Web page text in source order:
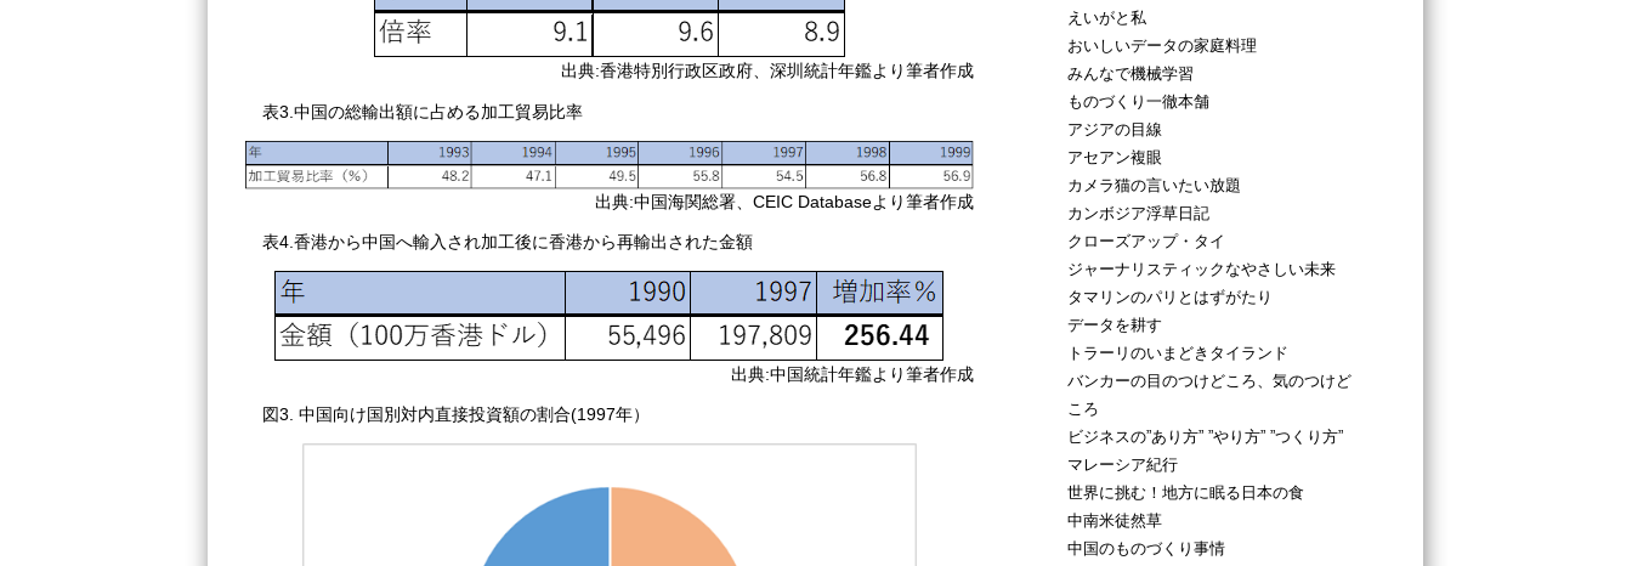
出典:香港特別行政区政府、深圳統計年鑑より筆者作成
表3.中国の総輸出額に占める加工貿易比率
出典:中国海関総署、CEIC Databaseより筆者作成
表4.香港から中国へ輸入され加工後に香港から再輸出された金額
出典:中国統計年鑑より筆者作成
図3. 中国向け国別対内直接投資額の割合(1997年）
えいがと私
おいしいデータの家庭料理
みんなで機械学習
ものづくり一徹本舗
アジアの目線
アセアン複眼
カメラ猫の言いたい放題
カンボジア浮草日記
クローズアップ・タイ
ジャーナリスティックなやさしい未来
タマリンのパリとはずがたり
データを耕す
トラーリのいまどきタイランド
バンカーの目のつけどころ、気のつけど
ころ
ビジネスの”あり方” ”やり方” ”つくり方”
マレーシア紀行
世界に挑む！地方に眠る日本の食
中南米徒然草
中国のものづくり事情